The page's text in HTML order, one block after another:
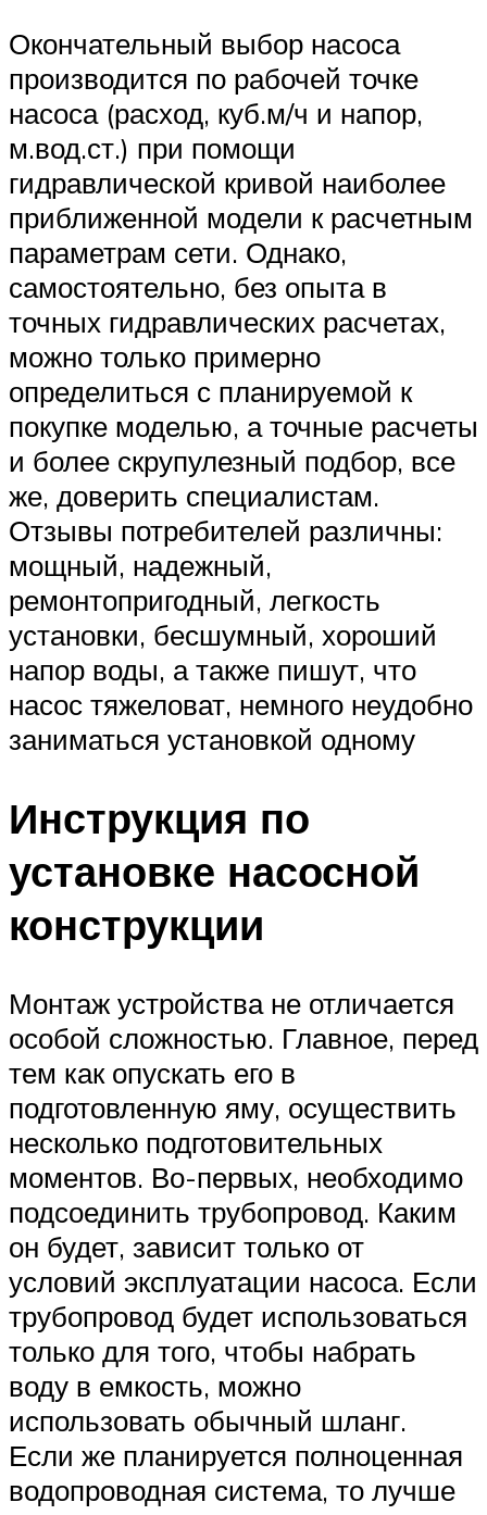
Окончательный выбор насоса
производится по рабочей точке
насоса (расход, куб.м/ч и напор,
м.вод.ст.) при помощи
гидравлической кривой наиболее
приближенной модели к расчетным
параметрам сети. Однако,
самостоятельно, без опыта в
точных гидравлических расчетах,
можно только примерно
определиться с планируемой к
покупке моделью, а точные расчеты
и более скрупулезный подбор, все
же, доверить специалистам.
Отзывы потребителей различны:
мощный, надежный,
ремонтопригодный, легкость
установки, бесшумный, хороший
напор воды, а также пишут, что
насос тяжеловат, немного неудобно
заниматься установкой одному
Инструкция по
установке насосной
конструкции
Монтаж устройства не отличается
особой сложностью. Главное, перед
тем как опускать его в
подготовленную яму, осуществить
несколько подготовительных
моментов. Во-первых, необходимо
подсоединить трубопровод. Каким
он будет, зависит только от
условий эксплуатации насоса. Если
трубопровод будет использоваться
только для того, чтобы набрать
воду в емкость, можно
использовать обычный шланг.
Если же планируется полноценная
водопроводная система, то лучше